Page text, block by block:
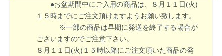
●お盆期間中にご入用の商品は、８月１１日(火)
１５時までにご注文頂けますようお願い致します。
※一部の商品は早期に発送を終了する場合が
ございますのでご注意下さい。
８月１１日(火)１５時以降にご注文頂いた商品の発